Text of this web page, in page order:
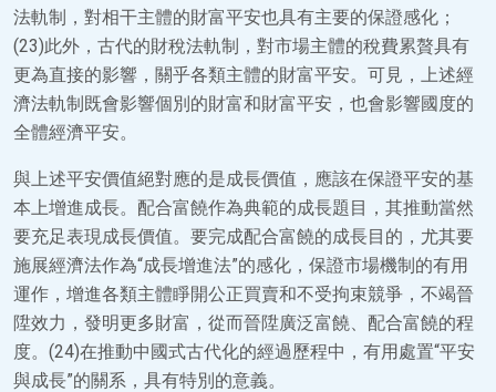
法軌制，對相干主體的財富平安也具有主要的保證感化；
(23)此外，古代的財稅法軌制，對市場主體的稅費累贅具有
更為直接的影響，關乎各類主體的財富平安。可見，上述經
濟法軌制既會影響個別的財富和財富平安，也會影響國度的
全體經濟平安。
與上述平安價值絕對應的是成長價值，應該在保證平安的基
本上增進成長。配合富饒作為典範的成長題目，其推動當然
要充足表現成長價值。要完成配合富饒的成長目的，尤其要
施展經濟法作為“成長增進法”的感化，保證市場機制的有用
運作，增進各類主體睜開公正買賣和不受拘束競爭，不竭晉
陞效力，發明更多財富，從而晉陞廣泛富饒、配合富饒的程
度。(24)在推動中國式古代化的經過歷程中，有用處置“平安
與成長”的關系，具有特別的意義。